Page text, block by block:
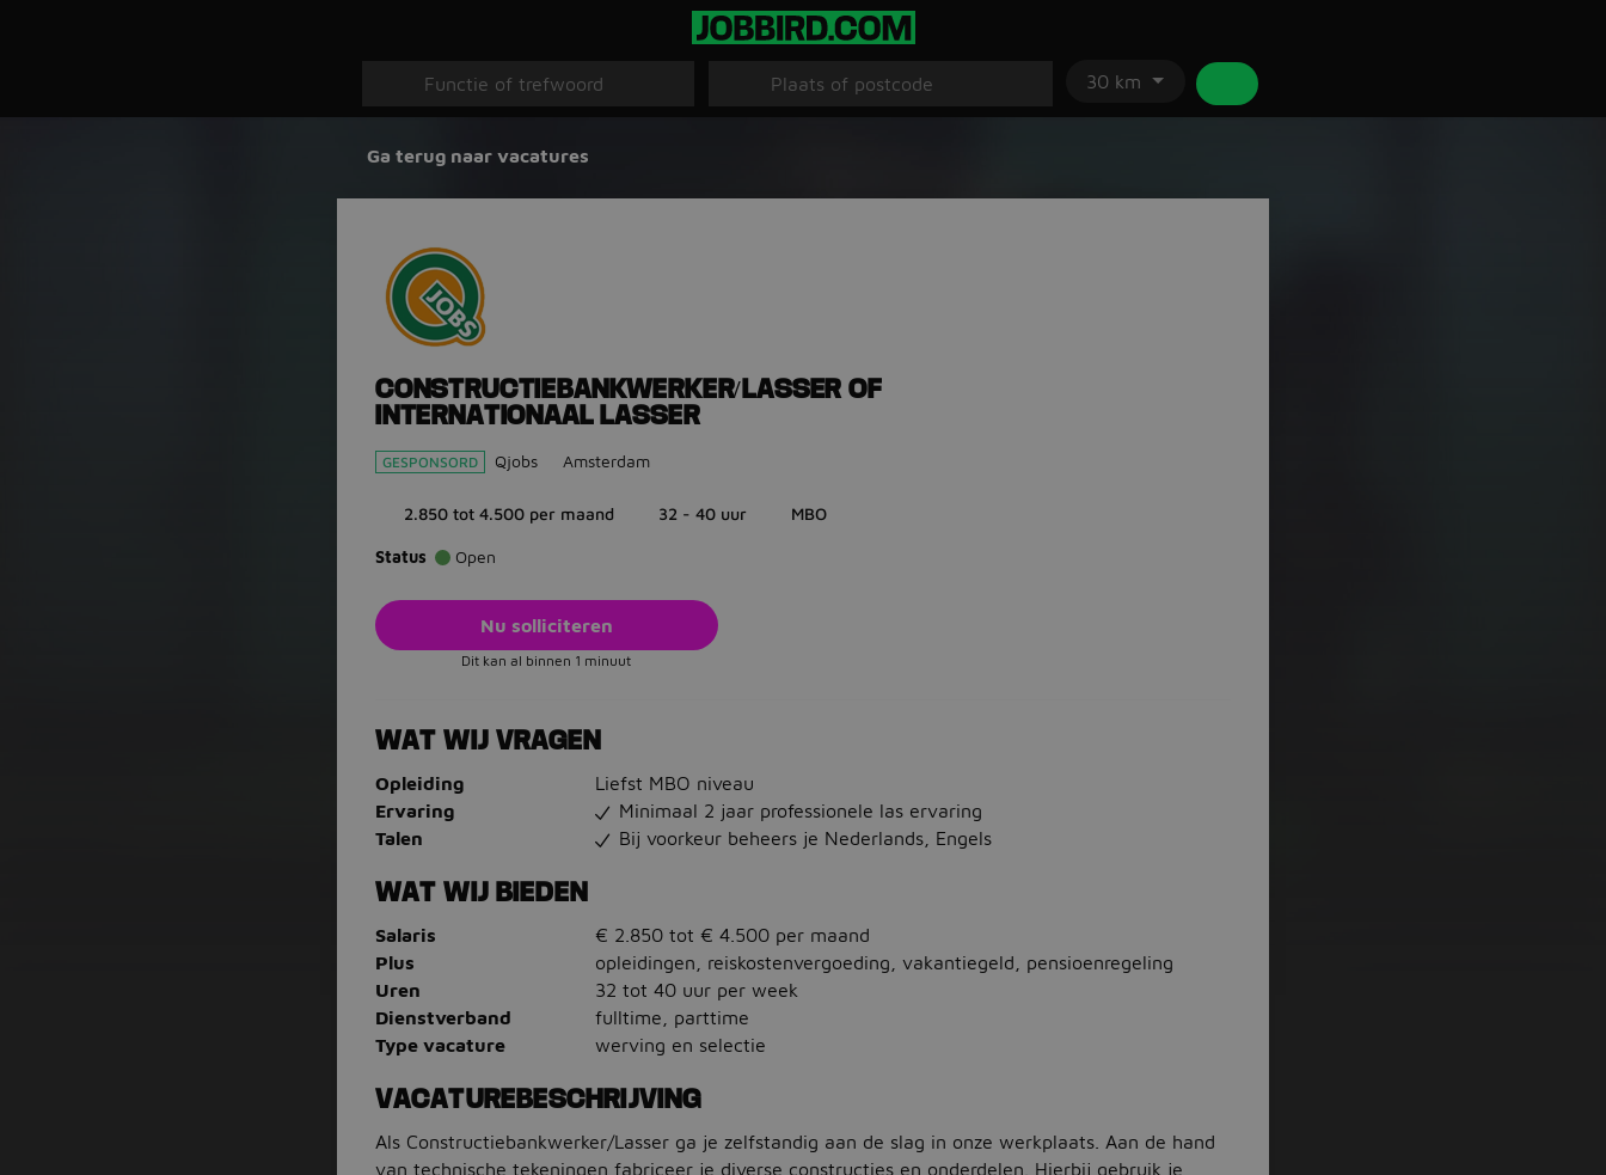
30 km
Ga terug naar vacatures
CONSTRUCTIEBANKWERKER/LASSER OF
INTERNATIONAAL LASSER
GESPONSORD Qjobs Amsterdam
2.850 tot 4.500 per maand 32 - 40 uur MBO
Status Open
Nu solliciteren
Dit kan al binnen 1 minuut
WAT WIJ VRAGEN
Opleiding
Liefst MBO niveau
Ervaring
Minimaal 2 jaar professionele las ervaring
Talen
Bij voorkeur beheers je Nederlands, Engels
WAT WIJ BIEDEN
Salaris
€ 2.850 tot € 4.500 per maand
Plus
opleidingen, reiskostenvergoeding, vakantiegeld, pensioenregeling
Uren
32 tot 40 uur per week
Dienstverband
fulltime, parttime
Type vacature
werving en selectie
VACATUREBESCHRIJVING
Als Constructiebankwerker/Lasser ga je zelfstandig aan de slag in onze werkplaats. Aan de hand
van technische tekeningen fabriceer je diverse constructies en onderdelen. Hierbij gebruik je